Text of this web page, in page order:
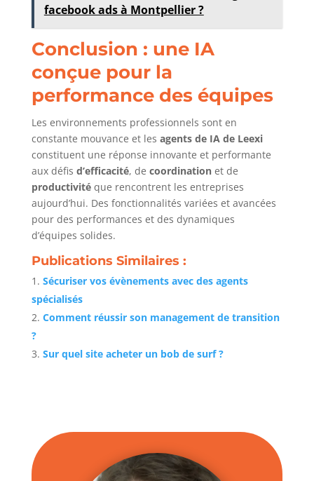
facebook ads à Montpellier ?
Conclusion : une IA
conçue pour la
performance des équipes
Les environnements professionnels sont en
constante mouvance et les agents de IA de Leexi
constituent une réponse innovante et performante
aux défis d’efficacité, de coordinationet de
productivitéque rencontrent les entreprises
aujourd’hui. Des fonctionnalités variées et avancées
pour des performances et des dynamiques
d’équipes solides.
Publications Similaires :
Sécuriser vos évènements avec des agents
spécialisés
Comment réussir son management de transition
?
Sur quel site acheter un bob de surf ?